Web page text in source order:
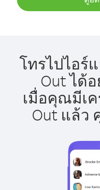
โทรไปไอร์
Out ได้
เมื่อคุณมีเ
Out แล้ว